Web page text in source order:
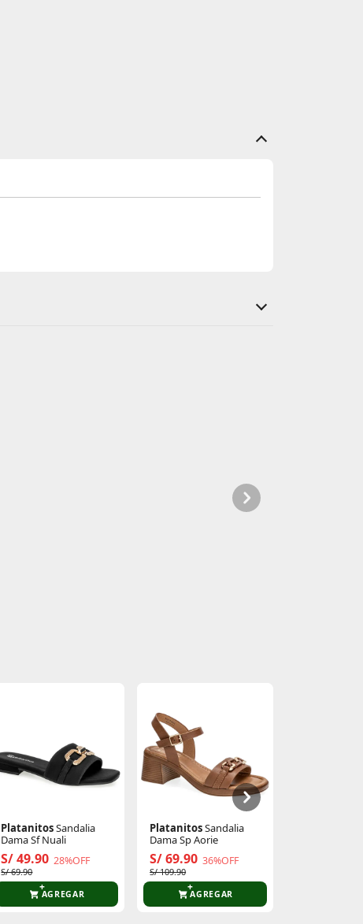
PlatanitosSandalia
Dama Sf Nuali
S/ 49.90 28%OFF
S/ 69.90
AGREGAR
PlatanitosSandalia
Dama Sp Aorie
S/ 69.90 36%OFF
S/ 109.90
AGREGAR